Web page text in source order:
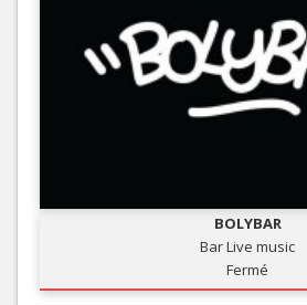
BOLYBAR
Bar Live music
Fermé